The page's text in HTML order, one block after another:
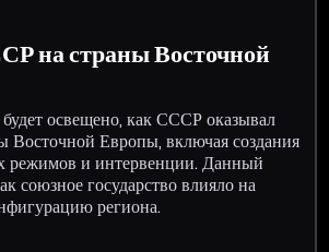
на страны Восточной
освещено, как СССР оказывал
Восточной Европы, включая создания
режимов и интервенции. Данный
союзное государство влияло на
региона.